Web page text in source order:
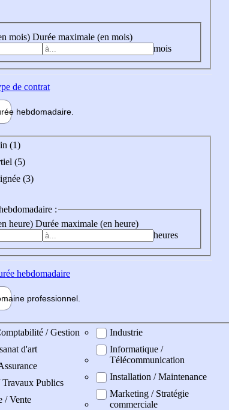
mois) Durée maximale (en mois)
mois
de contrat
hebdomadaire
(1)
(5)
(3)
:
heure) Durée maximale (en heure)
heures
hebdomadaire
professionnel
/ Gestion
d'art
Publics
/ Vente
Industrie
Informatique /
Télécommunication
Installation / Maintenance
Marketing / Stratégie
commerciale